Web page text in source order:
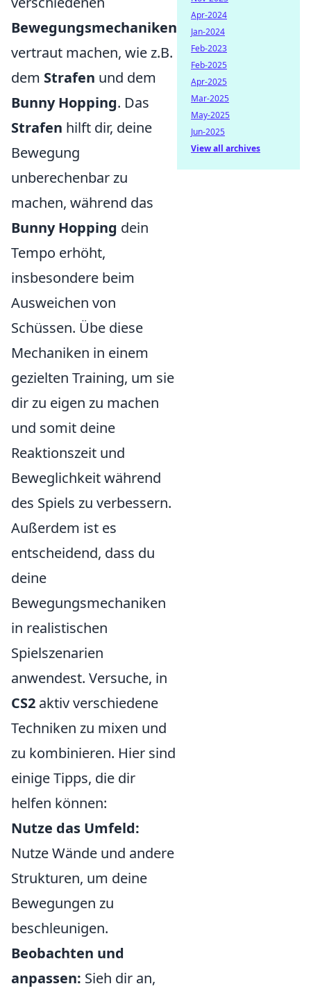
Bewegungsmechaniken
vertraut machen, wie z.B.
dem Strafen und dem
Bunny Hopping. Das
Strafen hilft dir, deine
Bewegung
unberechenbar zu
machen, während das
Bunny Hopping dein
Tempo erhöht,
insbesondere beim
Ausweichen von
Schüssen. Übe diese
Mechaniken in einem
gezielten Training, um sie
dir zu eigen zu machen
und somit deine
Reaktionszeit und
Beweglichkeit während
des Spiels zu verbessern.
Außerdem ist es
entscheidend, dass du
deine
Bewegungsmechaniken
in realistischen
Spielszenarien
anwendest. Versuche, in
CS2 aktiv verschiedene
Techniken zu mixen und
zu kombinieren. Hier sind
einige Tipps, die dir
helfen können:
Nutze das Umfeld:
Nutze Wände und andere
Strukturen, um deine
Bewegungen zu
beschleunigen.
Beobachten und
anpassen: Sieh dir an,
Apr-2024
Jan-2024
Feb-2023
Feb-2025
Apr-2025
Mar-2025
May-2025
Jun-2025
View all archives